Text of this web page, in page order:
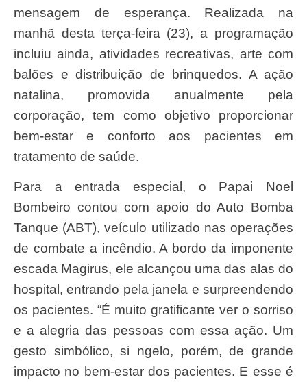
mensagem de esperança. Realizada na
manhã desta terça-feira (23), a programação
incluiu ainda, atividades recreativas, arte com
balões e distribuição de brinquedos. A ação
natalina, promovida anualmente pela
corporação, tem como objetivo proporcionar
bem-estar e conforto aos pacientes em
tratamento de saúde.
Para a entrada especial, o Papai Noel
Bombeiro contou com apoio do Auto Bomba
Tanque (ABT), veículo utilizado nas operações
de combate a incêndio. A bordo da imponente
escada Magirus, ele alcançou uma das alas do
hospital, entrando pela janela e surpreendendo
os pacientes. “É muito gratificante ver o sorriso
e a alegria das pessoas com essa ação. Um
gesto simbólico, si ngelo, porém, de grande
impacto no bem-estar dos pacientes. E esse é